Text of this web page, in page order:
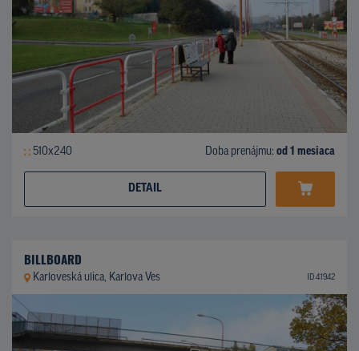
510x240 Doba prenájmu: od 1 mesiaca
DETAIL
BILLBOARD
Karloveská ulica, Karlova Ves ID 41942